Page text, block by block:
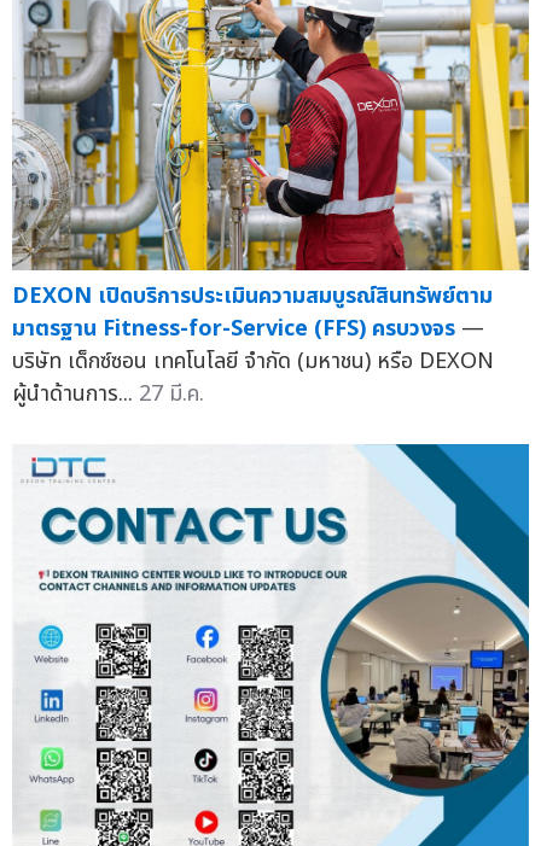
DEXON เปิดบริการประเมินความสมบูรณ์สินทรัพย์ตาม
มาตรฐาน Fitness-for-Service (FFS) ครบวงจร —
บริษัท เด็กซ์ซอน เทคโนโลยี จำกัด (มหาชน) หรือ DEXON
ผู้นำด้านการ... 27 มี.ค.